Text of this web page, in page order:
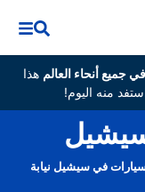
هذا
سيشيل
في سيشيل نيابة